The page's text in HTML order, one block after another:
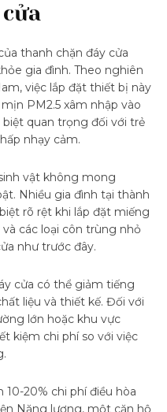
thanh chặn đáy cửa
gia đình. Theo nghiên
việc lắp đặt thiết bị này
PM2.5 xâm nhập vào
quan trọng đối với trẻ
nhạy cảm.
vật không mong
Nhiều gia đình tại thành
rõ rệt khi lắp đặt miếng
các loại côn trùng nhỏ
như trước đây.
cửa có thể giảm tiếng
liệu và thiết kế. Đối với
lớn hoặc khu vực
kiệm chi phí so với việc
20% chi phí điều hòa
Năng lượng, một căn hộ